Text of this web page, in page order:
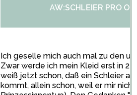
AW:SCHLEIER PRO
Ich geselle mich auch mal zu den
Zwar werde ich mein Kleid erst in 2
weiß jetzt schon, daß ein Schleier
kommt, allein schon, weil er mir